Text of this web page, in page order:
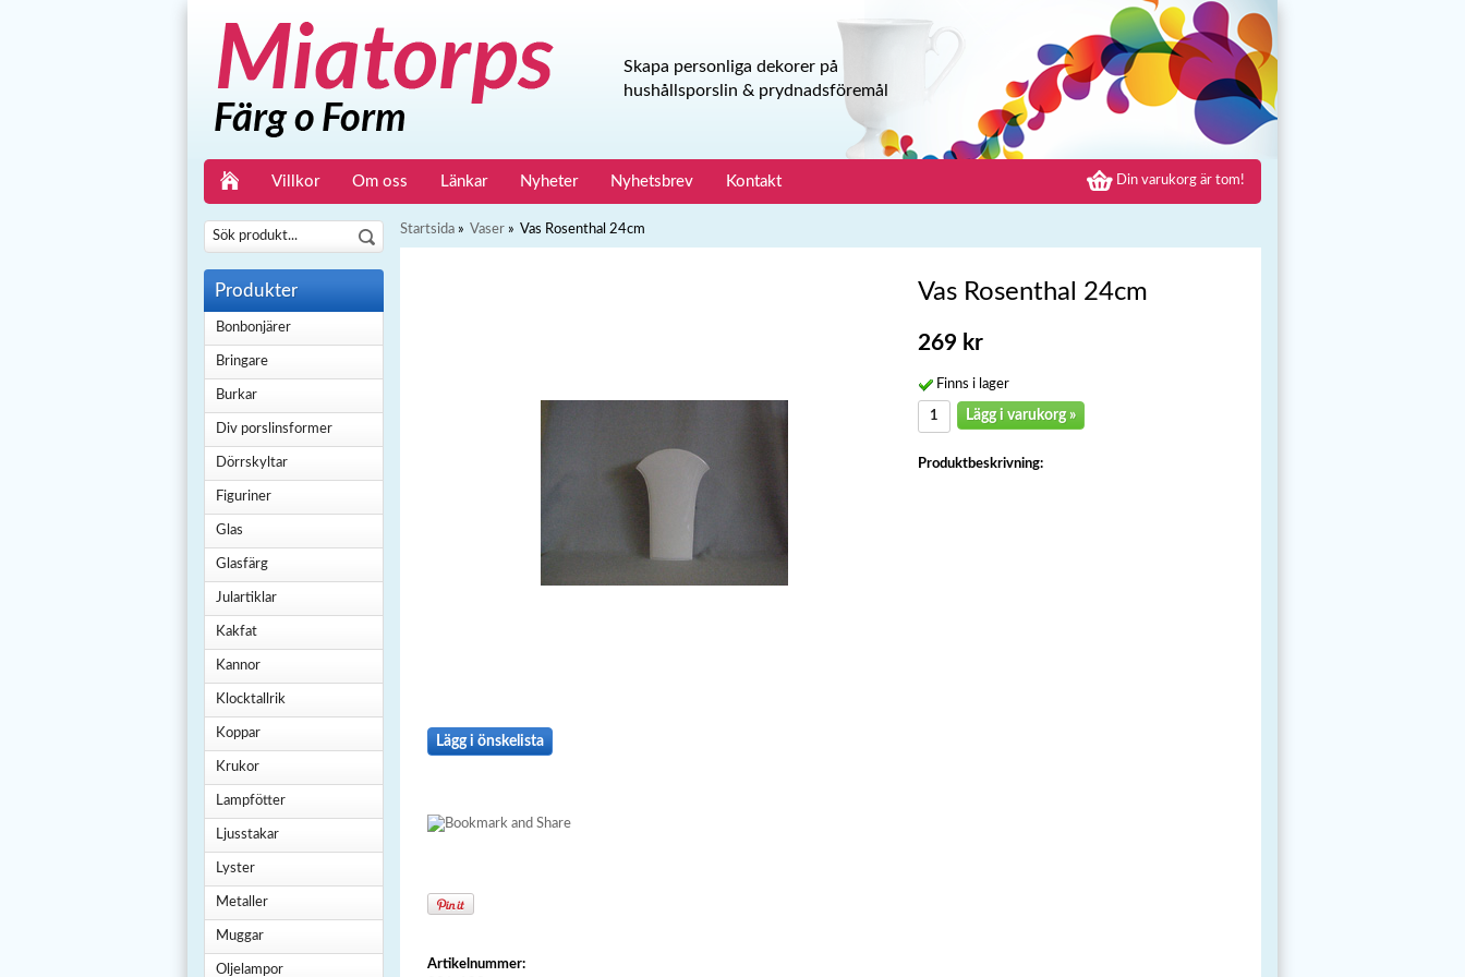
Skapa personliga dekorer på
hushållsporslin & prydnadsföremål
Villkor Om oss Länkar Nyheter Nyhetsbrev Kontakt Din varukorg är tom!
Produkter
Bonbonjärer
Bringare
Burkar
Div porslinsformer
Dörrskyltar
Figuriner
Glas
Glasfärg
Julartiklar
Kakfat
Kannor
Klocktallrik
Koppar
Krukor
Lampfötter
Ljusstakar
Lyster
Metaller
Muggar
Oljelampor
Startsida » Vaser » Vas Rosenthal 24cm
Lägg i önskelista
Artikelnummer:
Vas Rosenthal 24cm
269 kr
Finns i lager
Lägg i varukorg »
Produktbeskrivning: